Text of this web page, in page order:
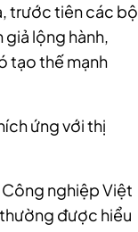
trước tiên các bộ
giả lộng hành,
tạo thế mạnh
ứng với thị
Công nghiệp Việt
được hiểu